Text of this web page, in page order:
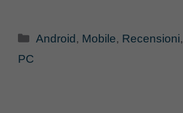
Categorie
Android , Mobile, Recensioni,
PC